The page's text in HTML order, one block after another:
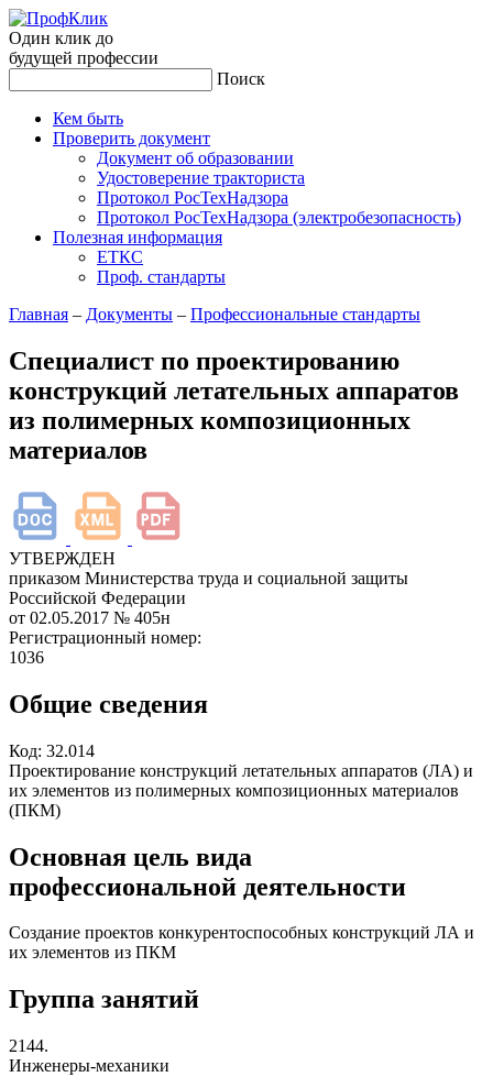
Один клик до
будущей профессии
Поиск
Кем быть
Проверить документ
Документ об образовании
Удостоверение тракториста
Протокол РосТехНадзора
Протокол РосТехНадзора (электробезопасность)
Полезная информация
ЕТКС
Проф. стандарты
Главная – Документы – Профессиональные стандарты
Специалист по проектированию
конструкций летательных аппаратов
из полимерных композиционных
материалов
УТВЕРЖДЕН
приказом Министерства труда и социальной защиты
Российской Федерации
от 02.05.2017 № 405н
Регистрационный номер:
1036
Общие сведения
Код: 32.014
Проектирование конструкций летательных аппаратов (ЛА) и
их элементов из полимерных композиционных материалов
(ПКМ)
Основная цель вида
профессиональной деятельности
Создание проектов конкурентоспособных конструкций ЛА и
их элементов из ПКМ
Группа занятий
2144.
Инженеры-механики